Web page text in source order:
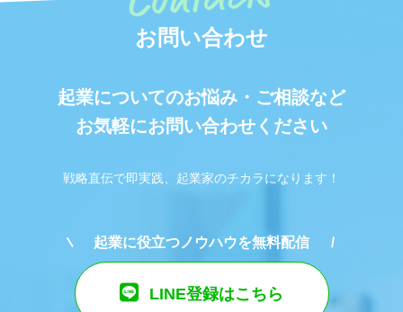
お問い合わせ
起業についてのお悩み・ご相談など
お気軽にお問い合わせください
戦略直伝で即実践、起業家のチカラになります！
起業に役立つノウハウを無料配信
LINE登録はこちら